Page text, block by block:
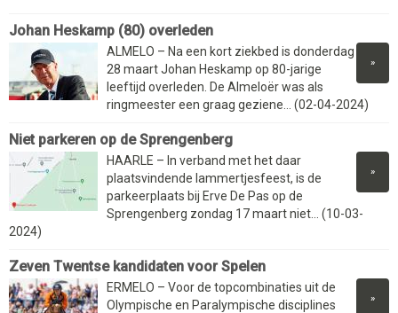
Johan Heskamp (80) overleden
»
ALMELO – Na een kort ziekbed is donderdag
28 maart Johan Heskamp op 80-jarige
leeftijd overleden. De Almeloër was als
ringmeester een graag geziene... (02-04-2024)
Niet parkeren op de Sprengenberg
»
HAARLE – In verband met het daar
plaatsvindende lammertjesfeest, is de
parkeerplaats bij Erve De Pas op de
Sprengenberg zondag 17 maart niet... (10-03-
2024)
Zeven Twentse kandidaten voor Spelen
»
ERMELO – Voor de topcombinaties uit de
Olympische en Paralympische disciplines